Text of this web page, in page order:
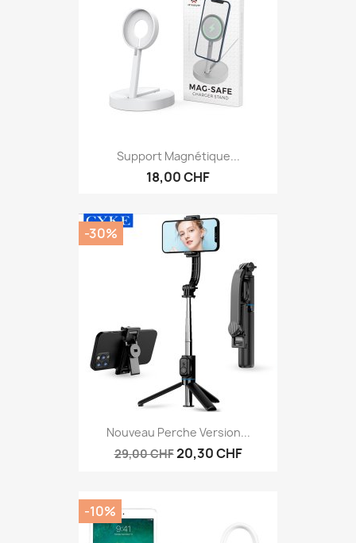
Support Magnétique...
18,00 CHF
Nouveau Perche Version...
29,00 CHF20,30 CHF
-30%
-10%